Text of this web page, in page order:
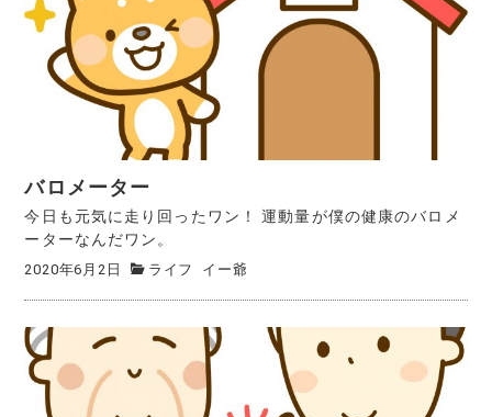
バロメーター
今日も元気に走り回ったワン！ 運動量が僕の健康のバロメ
ーターなんだワン。
2020年6月2日 ライフ イー爺